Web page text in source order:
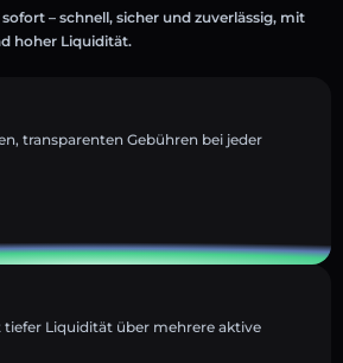
sofort – schnell, sicher und zuverlässig, mit
hoher Liquidität.
transparenten Gebühren bei jeder
tiefer Liquidität über mehrere aktive